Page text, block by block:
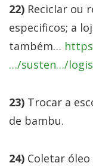
22) Reciclar ou
especificos; a
também…
…/susten…/
23) Trocar a
de bambu.
24) Coletar